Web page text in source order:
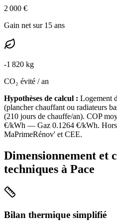
2 000 €
Gain net sur 15 ans
-1 820 kg
CO₂ évité / an
Hypothèses de calcul : Logement
(plancher chauffant ou radiateurs
(210 jours de chauffe/an). COP
€/kWh — Gaz 0.1264 €/kWh.
MaPrimeRénov' et CEE.
Dimensionnement et
techniques à Pace
Bilan thermique simplifié